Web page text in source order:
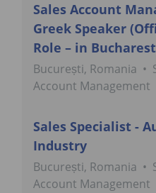
Sales Account
Greek Speaker
Role – in
București, Romania •
Account Management
Sales Specialist -
Industry
București, Romania •
Account Management